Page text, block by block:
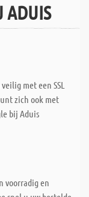
ADUIS
met een SSL
zich ook met
bij Aduis
voorradig en